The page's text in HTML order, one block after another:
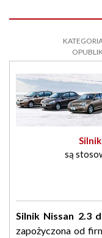
są
Silnik Nissan 2.3
zapożyczona od